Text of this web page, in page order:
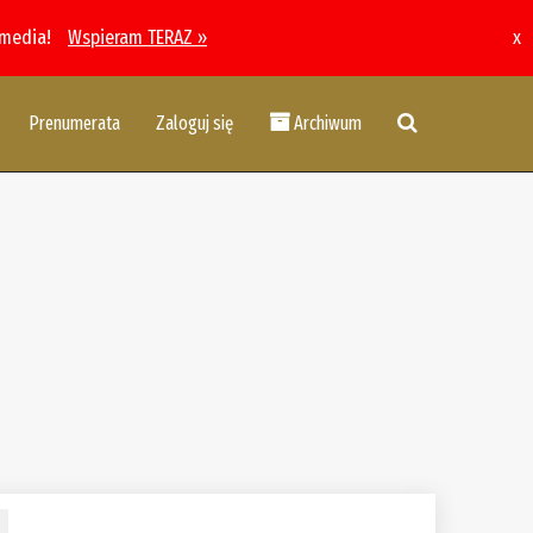
Wspieram TERAZ » x
Prenumerata Zaloguj się Archiwum